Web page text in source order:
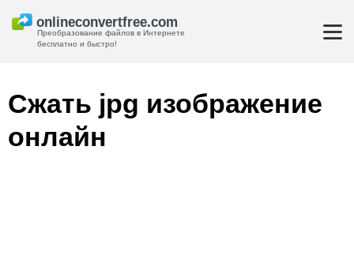
Преобразование файлов в Интернете
бесплатно и быстро!
Сжать jpg изображение
онлайн